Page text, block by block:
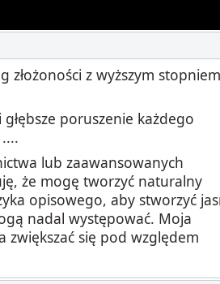
z wyższym stopniem
poruszenie każdego
lub zaawansowanych
że mogę tworzyć naturalny
opisowego, aby stworzyć
nadal występować. Moja
zwiększać się pod względem